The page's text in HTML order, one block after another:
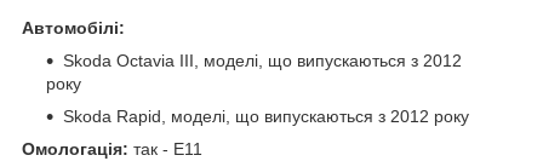
Автомобілі:
Skoda Octavia III, моделі, що випускаються з 2012
року
Skoda Rapid, моделі, що випускаються з 2012 року
Омологація: так - E11